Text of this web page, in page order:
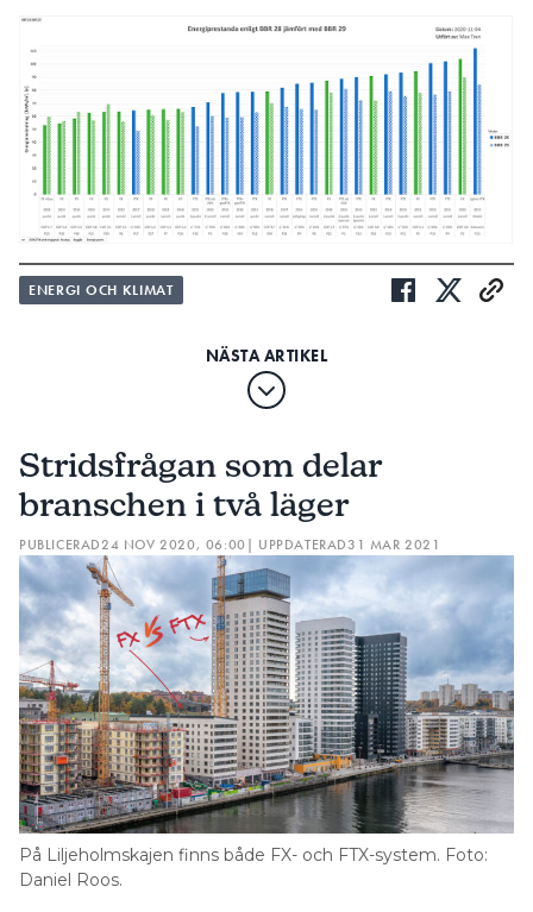
ENERGI OCH KLIMAT
Stridsfrågan som delar
branschen i två läger
PUBLICERAD24 NOV 2020, 06:00 | UPPDATERAD31 MAR 2021
På Liljeholmskajen finns både FX- och FTX-system. Foto:
Daniel Roos.